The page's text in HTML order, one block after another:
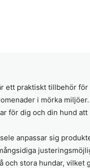
ett praktiskt tillbehör
i mörka
för dig och din hund
anpassar sig
och stora hundar,